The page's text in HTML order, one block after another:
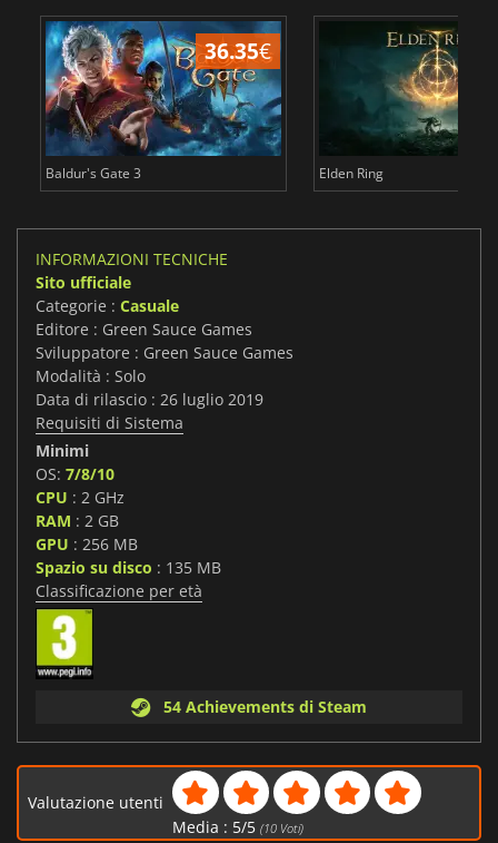
36.35€
Baldur's Gate 3 Elden Ring
INFORMAZIONI TECNICHE
Sito ufficiale
Categorie : Casuale
Editore : Green Sauce Games
Sviluppatore : Green Sauce Games
Modalità : Solo
Data di rilascio : 26 luglio 2019
Requisiti di Sistema
Minimi
OS: 7/8/10
CPU : 2 GHz
RAM : 2 GB
GPU : 256 MB
Spazio su disco : 135 MB
Classificazione per età
54 Achievements di Steam
Valutazione utenti
Media : 5/5 (10Voti)